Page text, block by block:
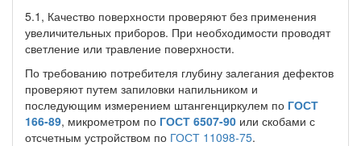
5.1, Качество поверхности проверяют без применения
увеличительных приборов. При необходимости проводят
светление или травление поверхности.
По требованию потребителя глубину залегания дефектов
проверяют путем запиловки напильником и
последующим измерением штангенциркулем по ГОСТ
166-89, микрометром по ГОСТ 6507-90 или скобами с
отсчетным устройством по ГОСТ 11098-75.